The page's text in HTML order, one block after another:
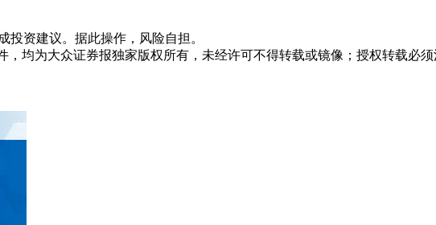
投资建议。据此操作，风险自担。
，均为大众证券报独家版权所有，未经许可不得转载或镜像；授权转载必须